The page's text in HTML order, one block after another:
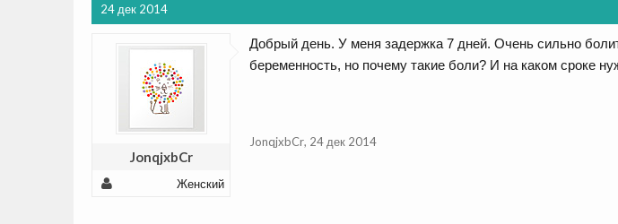
24 дек 2014
JonqjxbCr
Женский
Добрый день. У меня задержка 7 дней. Очень сильно
беременность, но почему такие боли? И на каком сроке
JonqjxbCr, 24 дек 2014